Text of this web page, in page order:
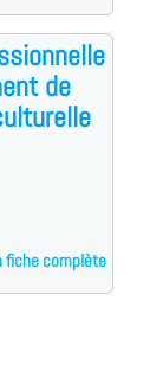
de
fiche complète